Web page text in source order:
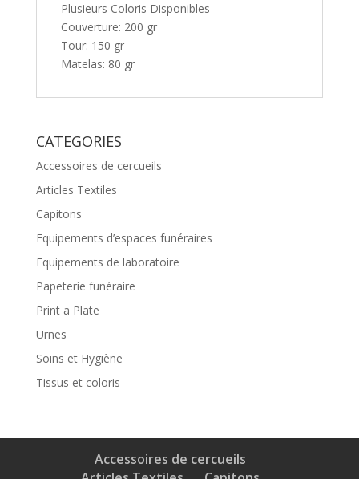
Plusieurs Coloris Disponibles
Couverture: 200 gr
Tour: 150 gr
Matelas: 80 gr
CATEGORIES
Accessoires de cercueils
Articles Textiles
Capitons
Equipements d’espaces funéraires
Equipements de laboratoire
Papeterie funéraire
Print a Plate
Urnes
Soins et Hygiène
Tissus et coloris
Accessoires de cercueils